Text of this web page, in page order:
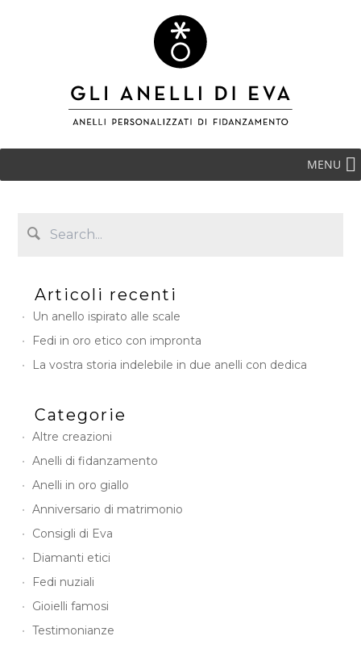
MENU
Articoli recenti
Un anello ispirato alle scale
Fedi in oro etico con impronta
La vostra storia indelebile in due anelli con dedica
Categorie
Altre creazioni
Anelli di fidanzamento
Anelli in oro giallo
Anniversario di matrimonio
Consigli di Eva
Diamanti etici
Fedi nuziali
Gioielli famosi
Testimonianze